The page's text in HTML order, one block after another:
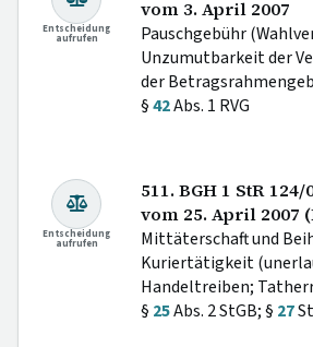
Entscheidung
aufrufen
vom 3. April 2007
Pauschgebühr
Unzumutbarkeit der
der
§42Abs. 1 RVG
Entscheidung
aufrufen
511. BGH 1 StR
vom 25. April 2007
Mittäterschaft und
Kuriertätigkeit
Handeltreiben;
§ 25Abs. 2 StGB; § 27